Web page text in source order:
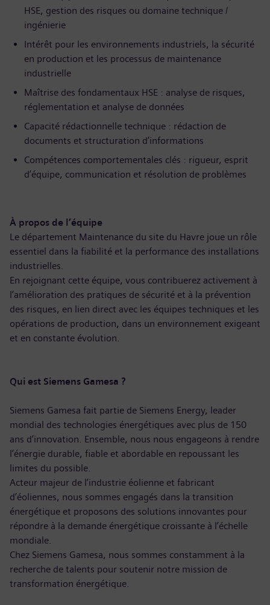
HSE, gestion des risques ou domaine technique /
ingénierie
Intérêt pour les environnements industriels, la sécurité
en production et les processus de maintenance
industrielle
Maîtrise des fondamentaux HSE : analyse de risques,
réglementation et analyse de données
Capacité rédactionnelle technique : rédaction de
documents et structuration d’informations
Compétences comportementales clés : rigueur, esprit
d’équipe, communication et résolution de problèmes
À propos de l’équipe
Le département Maintenance du site du Havre joue un rôle
essentiel dans la fiabilité et la performance des installations
industrielles.
En rejoignant cette équipe, vous contribuerez activement à
l’amélioration des pratiques de sécurité et à la prévention
des risques, en lien direct avec les équipes techniques et les
opérations de production, dans un environnement exigeant
et en constante évolution.
Qui est Siemens Gamesa ?
Siemens Gamesa fait partie de Siemens Energy, leader
mondial des technologies énergétiques avec plus de 150
ans d’innovation. Ensemble, nous nous engageons à rendre
l’énergie durable, fiable et abordable en repoussant les
limites du possible.
Acteur majeur de l’industrie éolienne et fabricant
d’éoliennes, nous sommes engagés dans la transition
énergétique et proposons des solutions innovantes pour
répondre à la demande énergétique croissante à l’échelle
mondiale.
Chez Siemens Gamesa, nous sommes constamment à la
recherche de talents pour soutenir notre mission de
transformation énergétique.